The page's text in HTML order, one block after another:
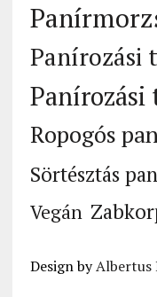
Panírozási
Panírozási
Ropogós
Sörtésztás
Vegán
Design byAlbertus